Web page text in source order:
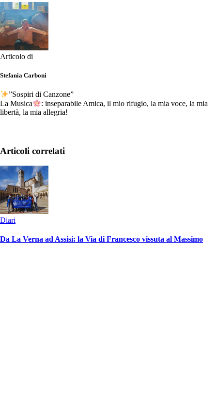
Articolo di
Stefania Carboni
”Sospiri di Canzone”
La Musica
: inseparabile Amica, il mio rifugio, la mia voce, la mia
libertà, la mia allegria!
Articoli correlati
Diari
Da La Verna ad Assisi: la Via di Francesco vissuta al Massimo